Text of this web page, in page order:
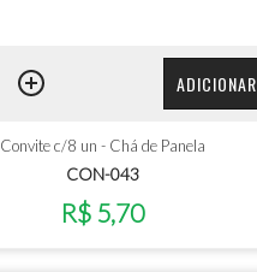
ADICIONAR
Convite c/8 un - Chá de Panela
CON-043
R$ 5,70